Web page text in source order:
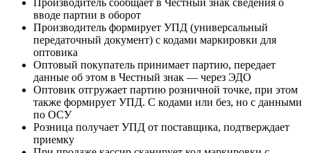
вводе партии в оборот
Производитель формирует УПД (универсальный
передаточный документ) с кодами маркировки для
оптовика
Оптовый покупатель принимает партию, передает
данные об этом в Честный знак — через ЭДО
Оптовик отгружает партию розничной точке, при этом
также формирует УПД. С кодами или без, но с данными
по ОСУ
Розница получает УПД от поставщика, подтверждает
приемку